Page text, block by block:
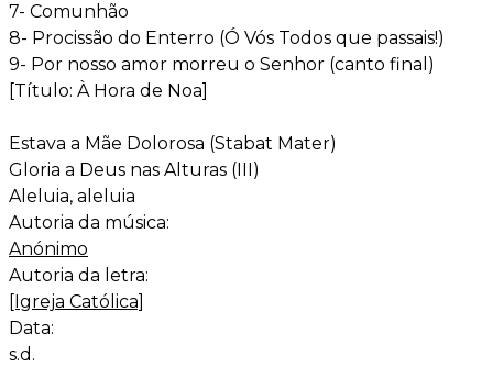
7- Comunhão
8- Procissão do Enterro (Ó Vós Todos que passais!)
9- Por nosso amor morreu o Senhor (canto final)
[Título: À Hora de Noa]
Estava a Mãe Dolorosa (Stabat Mater)
Gloria a Deus nas Alturas (III)
Aleluia, aleluia
Autoria da música:
Anónimo
Autoria da letra:
[Igreja Católica]
Data:
s.d.